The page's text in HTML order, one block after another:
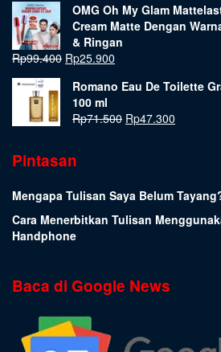
OMG Oh My Glam
Cream Matte Dengan
& Ringan
Rp99.400 Rp25.900
Romano Eau De Toilette
100 ml
Rp71.500 Rp47.300
Pintasan
Mengapa Tulisan Saya Belum
Cara Menerbitkan Tulisan
Handphone
Baca di Google News